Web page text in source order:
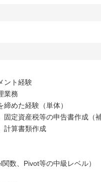
ント経験
業務
締めた経験（単体）
固定資産税等の申告書作成（
計算書類作成
関数、Pivot等の中級レベル）